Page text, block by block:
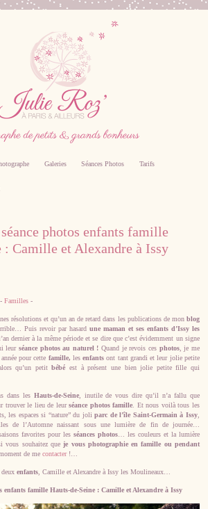
femme enceinte sur Paris
Galeries Séances Photos Tarifs
photos enfants famille
: Camille et Alexandre à Issy
- Familles -
résolutions et qu’un an de retard dans les publications de mon blog
Puis revoir par hasard une maman et ses enfants d’Issy les
dernier à la même période et se dire que c’est évidemment un signe
leur séance photos au naturel ! Quand je revois ces photos, je me
pour cette famille, lesenfants ont tant grandi et leur jolie petite
qu’un petitbébé est à présent une bien jolie petite fille qui
dans les Hauts-de-Seine, inutile de vous dire qu’il n’a fallu que
trouver le lieu de leurséance photos famille . Et nous voilà tous les
les espaces si “nature” du joliparc de l’île Saint-Germain à Issy
de l’Automne naissant sous une lumière de fin de journée…
favorites pour les séances photos … les couleurs et la lumière
vous souhaitez que je vous photographie en famille ou pendant
de me contacter!…
enfants , Camille et Alexandre à Issy les Moulineaux…
enfants famille Hauts-de-Seine : Camille et Alexandre à Issy